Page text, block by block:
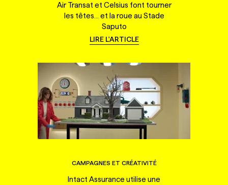
Air Transat et Celsius font tourner
les têtes... et la roue au Stade
Saputo
LIRE L'ARTICLE
CAMPAGNES ET CRÉATIVITÉ
Intact Assurance utilise une